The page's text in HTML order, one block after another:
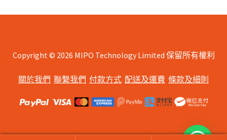
options
chosen
the
page
Copyright © 2026 MIPO Technology Limited 保留所有權利
關於我們 聯繫我們 付款方式 配送及運費 條款及細則